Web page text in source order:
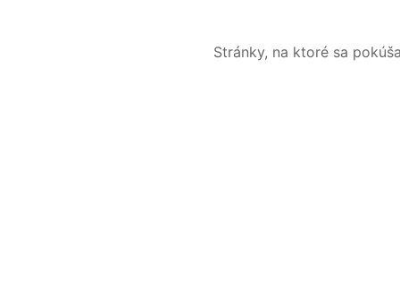
Stránky, na ktoré sa